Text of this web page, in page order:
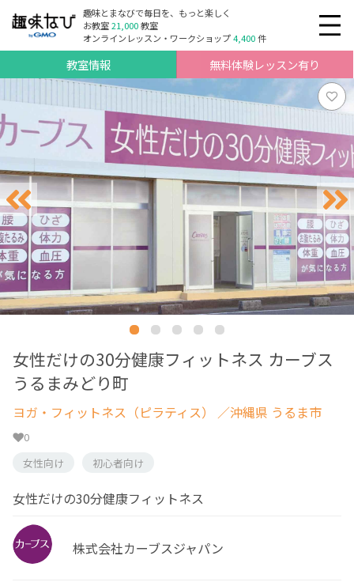
趣味とまなびで毎日を、もっと楽しく
お教室21,000教室
オンラインレッスン・ワークショップ4,400件
教室情報 無料体験レッスン有り
女性だけの30分健康フィットネス カーブス
うるまみどり町
ヨガ・フィットネス（ピラティス） ／沖縄県 うるま市
0
女性向け
初心者向け
女性だけの30分健康フィットネス
株式会社カーブスジャパン